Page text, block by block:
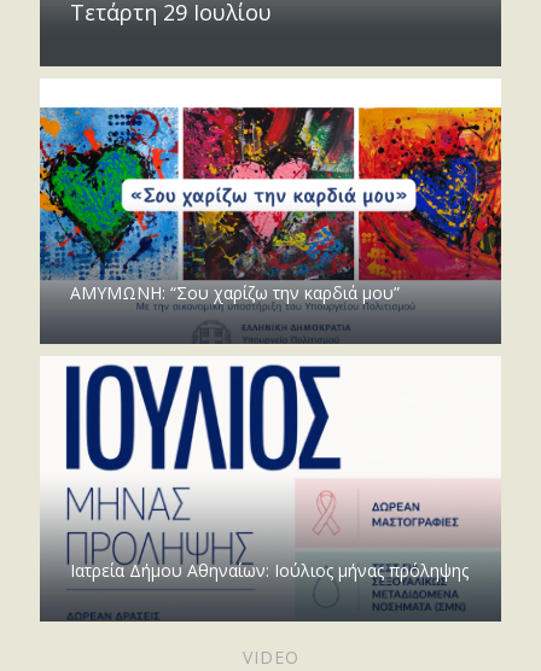
Τετάρτη 29 Ιουλίου
ΑΜΥΜΩΝΗ: “Σου χαρίζω την καρδιά μου”
Ιατρεία Δήμου Αθηναίων: Ιούλιος μήνας πρόληψης
VIDEO